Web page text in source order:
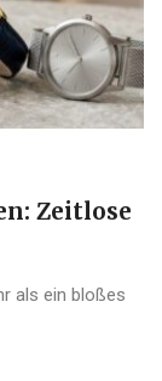
Zeitlose
als ein bloßes